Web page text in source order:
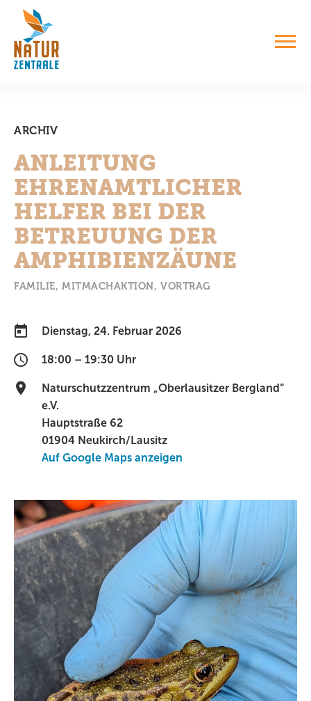
ARCHIV
ANLEITUNG
EHRENAMTLICHER
HELFER BEI DER
BETREUUNG DER
AMPHIBIENZÄUNE
FAMILIE MITMACHAKTION VORTRAG
Dienstag, 24. Februar 2026
18:00 – 19:30 Uhr
Naturschutzzentrum „Oberlausitzer Bergland“
e.V.
Hauptstraße 62
01904 Neukirch/Lausitz
Auf Google Maps anzeigen